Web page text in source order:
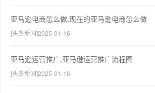
亚马逊电商怎么做,现在的亚马逊电商怎么做
[头条新闻]2025-01-16
亚马逊运营推广,亚马逊运营推广流程图
[头条新闻]2025-01-16